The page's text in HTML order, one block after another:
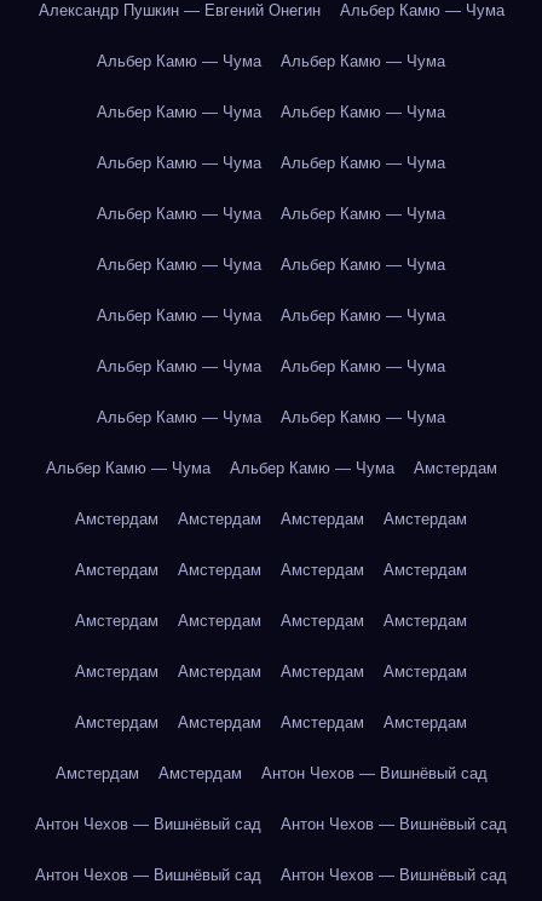
Александр Пушкин — Евгений Онегин Альбер Камю — Чума
Альбер Камю — Чума Альбер Камю — Чума
Альбер Камю — Чума Альбер Камю — Чума
Альбер Камю — Чума Альбер Камю — Чума
Альбер Камю — Чума Альбер Камю — Чума
Альбер Камю — Чума Альбер Камю — Чума
Альбер Камю — Чума Альбер Камю — Чума
Альбер Камю — Чума Альбер Камю — Чума
Альбер Камю — Чума Альбер Камю — Чума
Альбер Камю — Чума Альбер Камю — Чума Амстердам
Амстердам Амстердам Амстердам Амстердам
Амстердам Амстердам Амстердам Амстердам
Амстердам Амстердам Амстердам Амстердам
Амстердам Амстердам Амстердам Амстердам
Амстердам Амстердам Амстердам Амстердам
Амстердам Амстердам Антон Чехов — Вишнёвый сад
Антон Чехов — Вишнёвый сад Антон Чехов — Вишнёвый сад
Антон Чехов — Вишнёвый сад Антон Чехов — Вишнёвый сад